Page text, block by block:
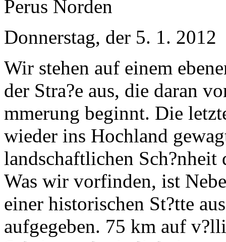
Perus Norden
Donnerstag, der 5. 1. 2012
Wir stehen auf einem
der Stra?e aus, die daran
mmerung beginnt. Die
wieder ins Hochland
landschaftlichen
Was wir vorfinden, ist
einer historischen St?tte
aufgegeben. 75 km auf